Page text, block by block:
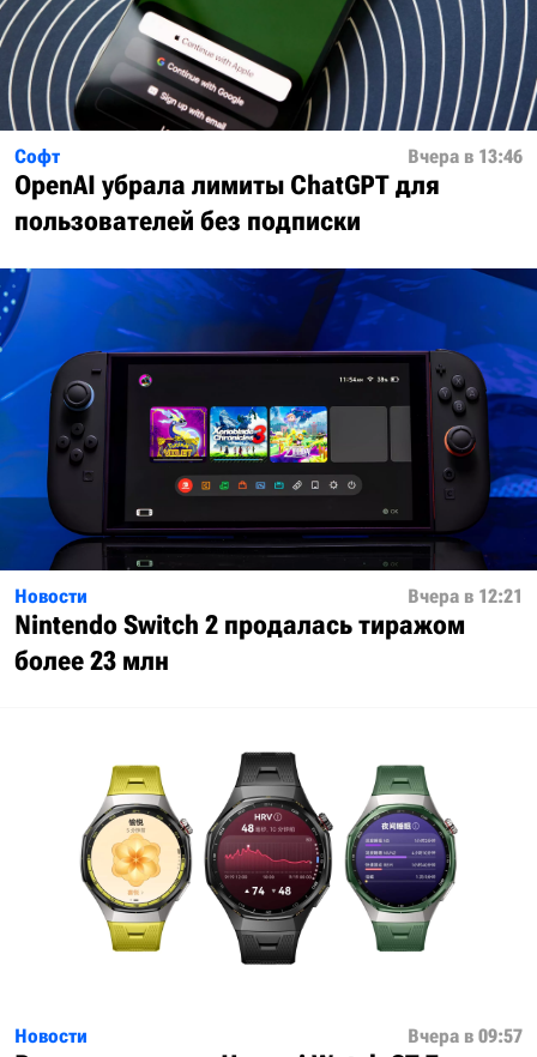
Софт Вчера в 13:46
OpenAI убрала лимиты ChatGPT для
пользователей без подписки
Новости Вчера в 12:21
Nintendo Switch 2 продалась тиражом
более 23 млн
Новости Вчера в 09:57